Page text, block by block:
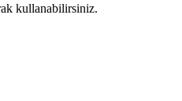
kullanabilirsiniz.